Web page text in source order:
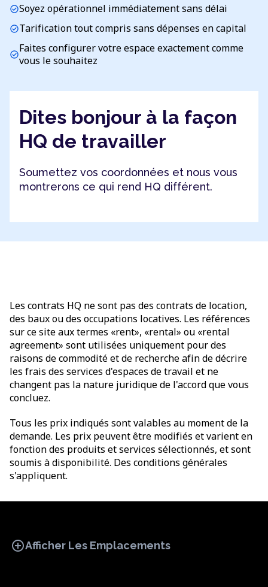
check_circleSoyez opérationnel immédiatement sans délai
check_circleTarification tout compris sans dépenses en capital
check_circleFaites configurer votre espace exactement comme
vous le souhaitez
Dites bonjour à la façon
HQ de travailler
Soumettez vos coordonnées et nous vous
montrerons ce qui rend HQ différent.
Les contrats HQ ne sont pas des contrats de location,
des baux ou des occupations locatives. Les références
sur ce site aux termes «rent», «rental» ou «rental
agreement» sont utilisées uniquement pour des
raisons de commodité et de recherche afin de décrire
les frais des services d'espaces de travail et ne
changent pas la nature juridique de l'accord que vous
concluez.
Tous les prix indiqués sont valables au moment de la
demande. Les prix peuvent être modifiés et varient en
fonction des produits et services sélectionnés, et sont
soumis à disponibilité. Des conditions générales
s'appliquent.
add_circleAfficher Les Emplacements